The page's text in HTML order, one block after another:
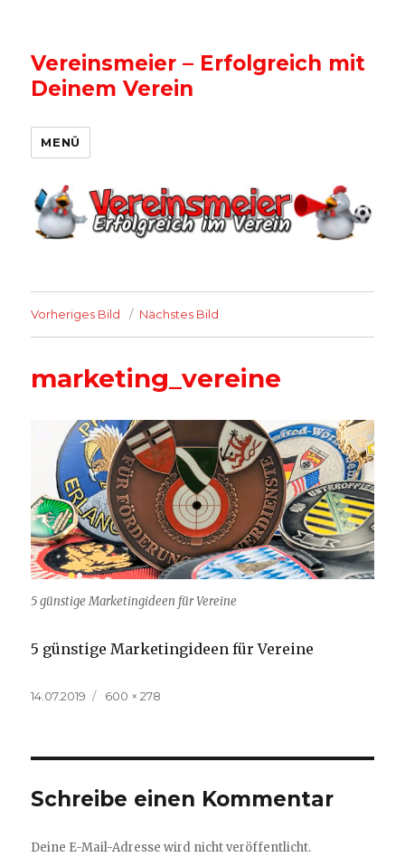
Vereinsmeier – Erfolgreich mit
Deinem Verein
MENÜ
Vorheriges Bild Nächstes Bild
marketing_vereine
5 günstige Marketingideen für Vereine
5 günstige Marketingideen für Vereine
Veröffentlicht
14.07.2019
Volle
600 × 278
Schreibe einen Kommentar
Deine E-Mail-Adresse wird nicht veröffentlicht.